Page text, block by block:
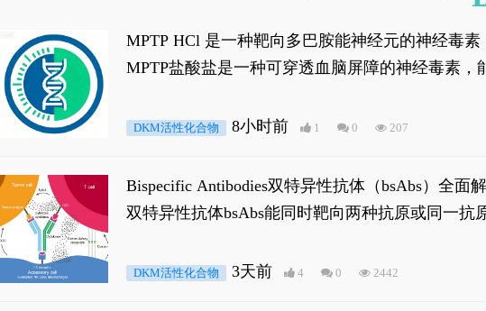
MPTP HCl 是一种靶向多巴胺能神经元的神经毒
经典应用即为选择性损毁中脑黑质致密部多巴胺
MPTP盐酸盐是一种可穿透血脑屏障的神经毒素
DKM活性化合物 8小时前 1 0 207
Bispecific Antibodies双特异性抗体（bsAbs）全
双特异性抗体bsAbs能同时靶向两种抗原或同一
DKM活性化合物 3天前 4 0 2442